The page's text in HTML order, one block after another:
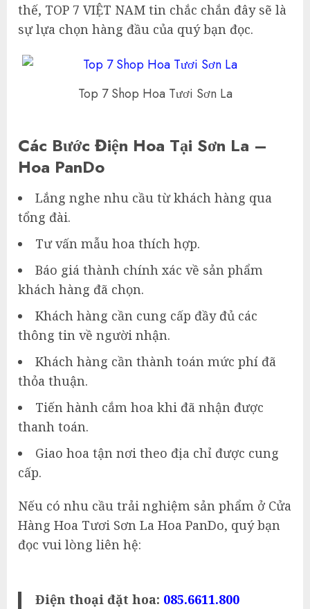
thế, TOP 7 VIỆT NAM tin chắc chắn đây sẽ là
sự lựa chọn hàng đầu của quý bạn đọc.
Top 7 Shop Hoa Tươi Sơn La
Các Bước Điện Hoa Tại Sơn La –
Hoa PanDo
Lắng nghe nhu cầu từ khách hàng qua
tổng đài.
Tư vấn mẫu hoa thích hợp.
Báo giá thành chính xác về sản phẩm
khách hàng đã chọn.
Khách hàng cần cung cấp đầy đủ các
thông tin về người nhận.
Khách hàng cần thành toán mức phí đã
thỏa thuận.
Tiến hành cắm hoa khi đã nhận được
thanh toán.
Giao hoa tận nơi theo địa chỉ được cung
cấp.
Nếu có nhu cầu trải nghiệm sản phẩm ở Cửa
Hàng Hoa Tươi Sơn La Hoa PanDo, quý bạn
đọc vui lòng liên hệ:
Điện thoại đặt hoa: 085.6611.800